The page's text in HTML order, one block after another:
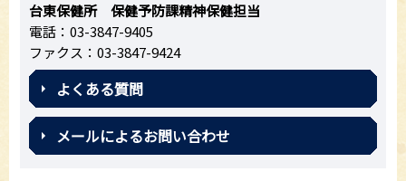
台東保健所 保健予防課精神保健担当
電話：03-3847-9405
ファクス：03-3847-9424
よくある質問
メールによるお問い合わせ